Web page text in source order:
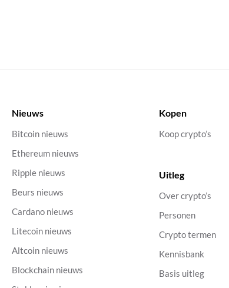
Nieuws
Bitcoin nieuws
Ethereum nieuws
Ripple nieuws
Beurs nieuws
Cardano nieuws
Litecoin nieuws
Altcoin nieuws
Blockchain nieuws
Kopen
Koop crypto’s
Uitleg
Over crypto’s
Personen
Crypto termen
Kennisbank
Basis uitleg